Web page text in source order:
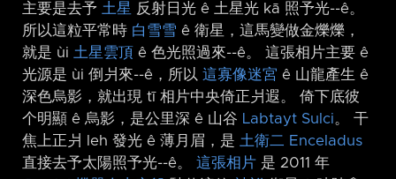
主要是去予 土星 反射日光 ê 土星光 kā 照予光-⁠-ê。
所以這粒平常時 白雪雪 ê 衛星，這馬變做金爍爍，
就是 ùi 土星雲頂 ê 色光照過來-⁠-ê。 這張相片主要 ê
光源是 ùi 倒爿來-⁠-ê，所以 這寡像迷宮 ê 山龍產生 ê
深色烏影，就出現 tī 相片中央倚正爿遐。 倚下底彼
个明顯 ê 烏影，是公里深 ê 山谷 Labtayt Sulci。 干
焦上正爿 leh 發光 ê 薄月眉，是 土衛二 Enceladus
直接去予太陽照予光-⁠-ê。 這張相片 是 2011 年